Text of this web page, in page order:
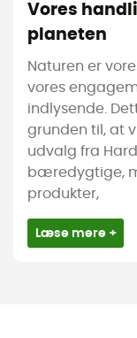
Vores
planeten
Naturen er
vores
indlysende.
grunden til, at
udvalg fra
bæredygtige,
produkter,
Læse mere +